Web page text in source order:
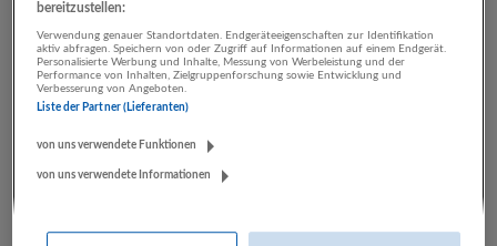
LUGSTEIN CONSULTING
Bau | Beherbergung und Gastronomie | Einzelhandel |
bereitzustellen:
Verwendung genauer Standortdaten. Endgeräteeigenschaften zur Identifikation
aktiv abfragen. Speichern von oder Zugriff auf Informationen auf einem Endgerät.
Personalisierte Werbung und Inhalte, Messung von Werbeleistung und der
Performance von Inhalten, Zielgruppenforschung sowie Entwicklung und
Verbesserung von Angeboten.
Liste der Partner (Lieferanten)
von uns verwendete Funktionen
von uns verwendete Informationen